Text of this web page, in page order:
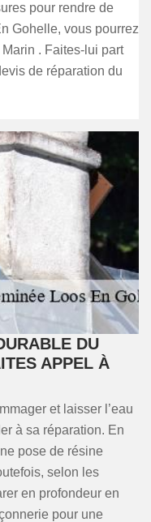
pour rendre de
Gohelle, vous pourrez
. Faites-lui part
de réparation du
DU
APPEL À
et laisser l’eau
à sa réparation. En
pose de résine
selon les
en profondeur en
pour une